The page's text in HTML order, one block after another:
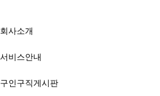
회사소개
서비스안내
구인구직게시판